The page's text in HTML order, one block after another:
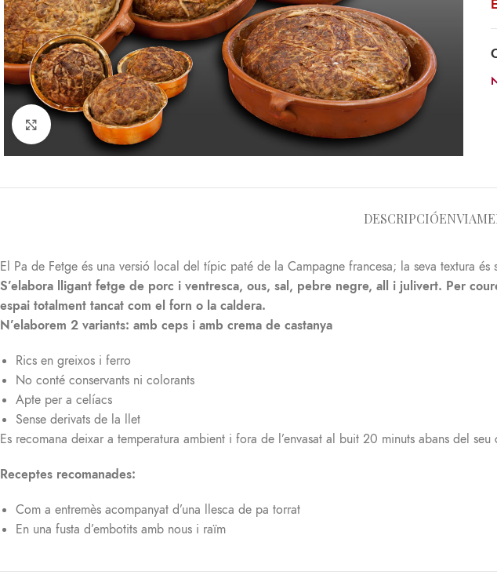
Click per veure gran
DESCRIPCIÓ
El Pa de Fetge és una versió local del típic paté de la Campagne francesa; la seva textura és
S’elabora lligant fetge de porc i ventresca, ous, sal, pebre negre, all i julivert. Per
espai totalment tancat com el forn o la caldera.
N’elaborem 2 variants: amb ceps i amb crema de castanya
Rics en greixos i ferro
No conté conservants ni colorants
Apte per a celíacs
Sense derivats de la llet
Es recomana deixar a temperatura ambient i fora de l’envasat al buit 20 minuts abans del seu
Receptes recomanades:
Com a entremès acompanyat d’una llesca de pa torrat
En una fusta d’embotits amb nous i raïm